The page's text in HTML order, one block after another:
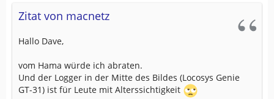
Zitat von macnetz
Hallo Dave,
vom Hama würde ich abraten.
Und der Logger in der Mitte des Bildes (Locosys Genie
GT-31) ist für Leute mit Alterssichtigkeit